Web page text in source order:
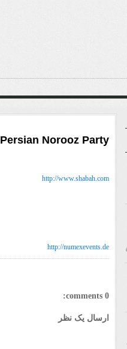
Persian Norooz Party
http://www.shabah.com
http://numexevents.de
0 comments:
ارسال یک نظر